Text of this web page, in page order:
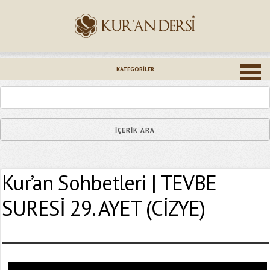
KATEGORILER
Kur’an Sohbetleri | TEVBE
SURESİ 29. AYET (CİZYE)
Epostanız (*)
Yaşadığınız Hatanın Ayrıntıları